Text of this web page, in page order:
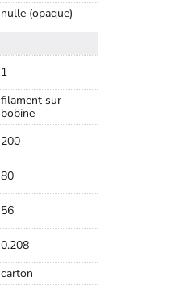
nulle (opaque)
1
filament sur
bobine
200
80
56
0.208
carton